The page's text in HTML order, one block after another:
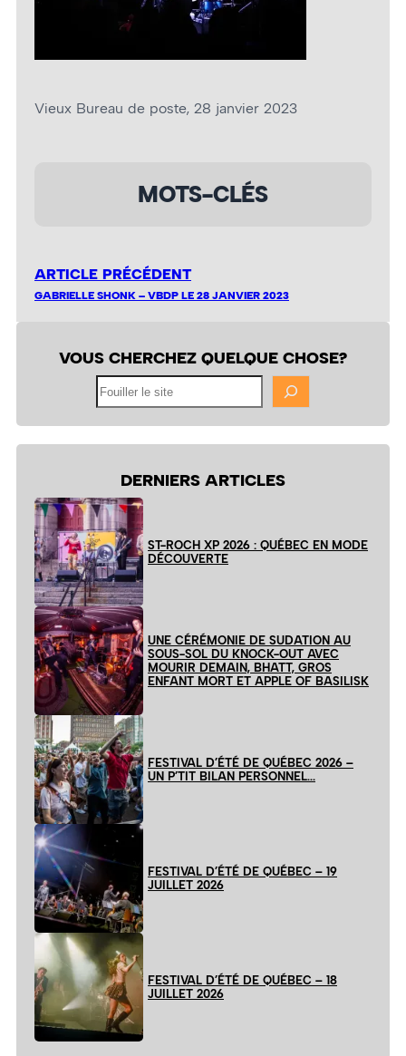
Vieux Bureau de poste, 28 janvier 2023
MOTS-CLÉS
ARTICLE PRÉCÉDENT
GABRIELLE SHONK – VBDP LE 28 JANVIER 2023
VOUS CHERCHEZ QUELQUE CHOSE?
DERNIERS ARTICLES
ST-ROCH XP 2026 : QUÉBEC EN MODE
DÉCOUVERTE
UNE CÉRÉMONIE DE SUDATION AU
SOUS-SOL DU KNOCK-OUT AVEC
MOURIR DEMAIN, BHATT, GROS
ENFANT MORT ET APPLE OF BASILISK
FESTIVAL D’ÉTÉ DE QUÉBEC 2026 –
UN P’TIT BILAN PERSONNEL…
FESTIVAL D’ÉTÉ DE QUÉBEC – 19
JUILLET 2026
FESTIVAL D’ÉTÉ DE QUÉBEC – 18
JUILLET 2026